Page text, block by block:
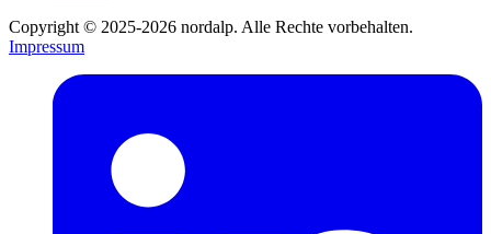
Copyright © 2025-2026 nordalp. Alle Rechte vorbehalten.
Impressum